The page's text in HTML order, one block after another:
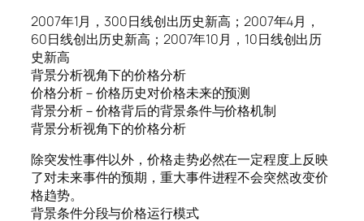
2007年1月，300日线创出历史新高；2007年4月，
60日线创出历史新高；2007年10月，10日线创出历
史新高
背景分析视角下的价格分析
价格分析－价格历史对价格未来的预测
背景分析－价格背后的背景条件与价格机制
背景分析视角下的价格分析
除突发性事件以外，价格走势必然在一定程度上反映
了对未来事件的预期，重大事件进程不会突然改变价
格趋势。
背景条件分段与价格运行模式